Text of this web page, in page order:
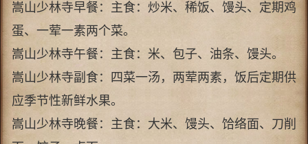
嵩山少林寺早餐：主食：炒米、稀饭、馒头、定期鸡
蛋、一荤一素两个菜。
嵩山少林寺午餐：主食：米、包子、油条、馒头。
嵩山少林寺副食：四菜一汤，两荤两素，饭后定期供
应季节性新鲜水果。
嵩山少林寺晚餐：主食：大米、馒头、饸络面、刀削